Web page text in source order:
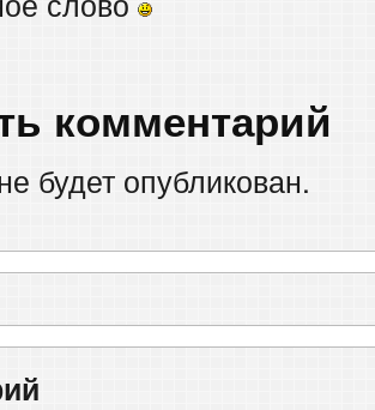
комментарий
будет опубликован.